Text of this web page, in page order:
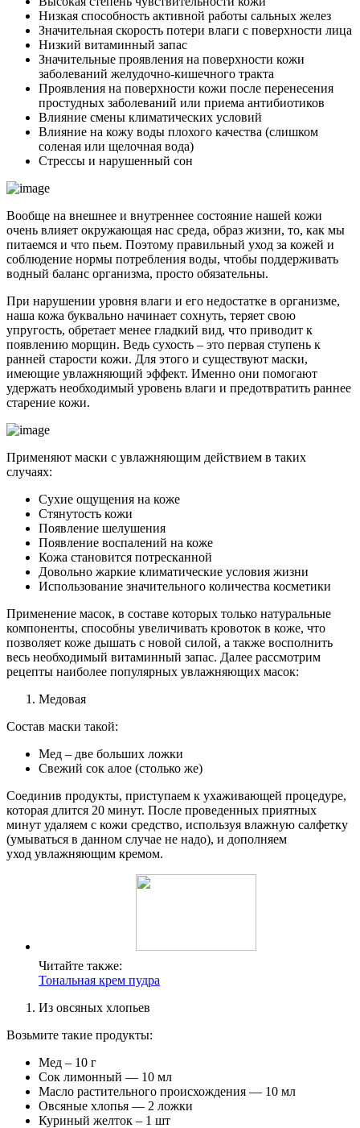
Низкая способность активной работы сальных желез
Значительная скорость потери влаги с поверхности лица
Низкий витаминный запас
Значительные проявления на поверхности кожи
заболеваний желудочно-кишечного тракта
Проявления на поверхности кожи после перенесения
простудных заболеваний или приема антибиотиков
Влияние смены климатических условий
Влияние на кожу воды плохого качества (слишком
соленая или щелочная вода)
Стрессы и нарушенный сон
Вообще на внешнее и внутреннее состояние нашей кожи
очень влияет окружающая нас среда, образ жизни, то, как мы
питаемся и что пьем. Поэтому правильный уход за кожей и
соблюдение нормы потребления воды, чтобы поддерживать
водный баланс организма, просто обязательны.
При нарушении уровня влаги и его недостатке в организме,
наша кожа буквально начинает сохнуть, теряет свою
упругость, обретает менее гладкий вид, что приводит к
появлению морщин. Ведь сухость – это первая ступень к
ранней старости кожи. Для этого и существуют маски,
имеющие увлажняющий эффект. Именно они помогают
удержать необходимый уровень влаги и предотвратить раннее
старение кожи.
Применяют маски с увлажняющим действием в таких
случаях:
Сухие ощущения на коже
Стянутость кожи
Появление шелушения
Появление воспалений на коже
Кожа становится потресканной
Довольно жаркие климатические условия жизни
Использование значительного количества косметики
Применение масок, в составе которых только натуральные
компоненты, способны увеличивать кровоток в коже, что
позволяет коже дышать с новой силой, а также восполнить
весь необходимый витаминный запас. Далее рассмотрим
рецепты наиболее популярных увлажняющих масок:
Медовая
Состав маски такой:
Мед – две больших ложки
Свежий сок алое (столько же)
Соединив продукты, приступаем к ухаживающей процедуре,
которая длится 20 минут. После проведенных приятных
минут удаляем с кожи средство, используя влажную салфетку
(умываться в данном случае не надо), и дополняем
уход увлажняющим кремом.
Читайте также:
Тональная крем пудра
Из овсяных хлопьев
Возьмите такие продукты:
Мед – 10 г
Сок лимонный — 10 мл
Масло растительного происхождения — 10 мл
Овсяные хлопья — 2 ложки
Куриный желток – 1 шт